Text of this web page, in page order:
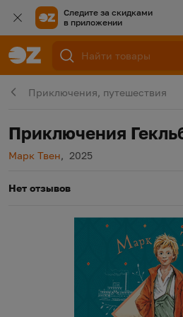
Следите за скидками
в приложении
Приключения, путешествия
Приключения
Автор
Марк Твен, Год издания
2025
Нет отзывов